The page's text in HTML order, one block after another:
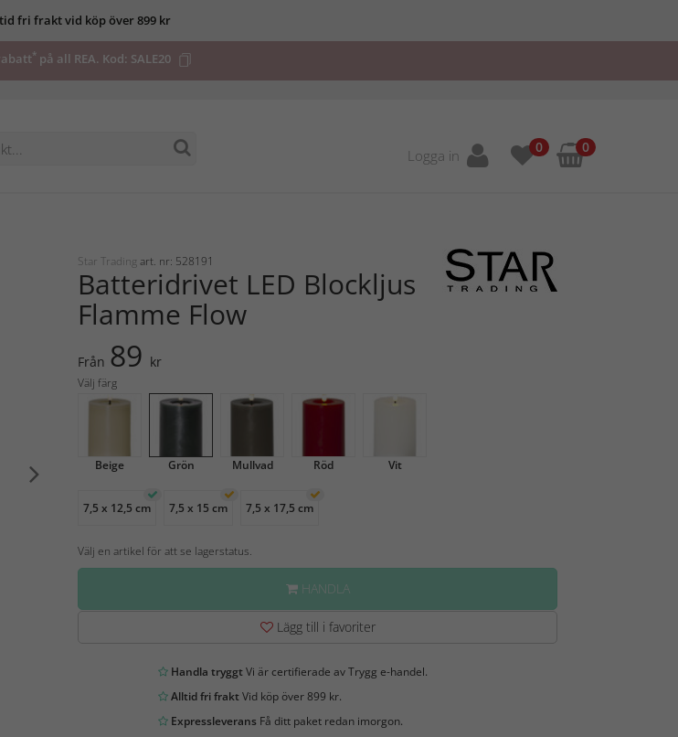
fri frakt vid köp över 899 kr
*på all REA. Kod: SALE20
Logga in 0 0
Star Trading art. nr: 528191
Batteridrivet LED Blockljus
Flamme Flow
Från 89 kr
Välj färg
Beige Grön Mullvad Röd Vit
7,5 x 12,5 cm 7,5 x 15 cm 7,5 x 17,5 cm
Välj en artikel för att se lagerstatus.
HANDLA
Lägg till i favoriter
Handla tryggtVi är certifierade av Trygg e-handel.
Alltid fri fraktVid köp över 899 kr.
ExpressleveransFå ditt paket redan imorgon.